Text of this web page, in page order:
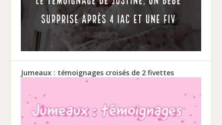
Jumeaux : témoignages croisés de 2 fivettes